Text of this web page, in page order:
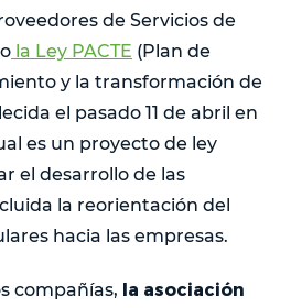
de Servicios de
la Ley PACTE (Plan de
y la transformación de
el pasado 11 de abril en
es un proyecto de ley
el desarrollo de las
la reorientación del
hacia las empresas.
compañías, la asociación